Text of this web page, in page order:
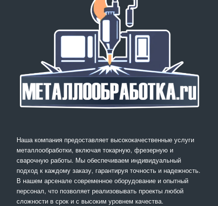
Наша компания предоставляет высококачественные услуги
металлообработки, включая токарную, фрезерную и
сварочную работы. Мы обеспечиваем индивидуальный
подход к каждому заказу, гарантируя точность и надежность.
В нашем арсенале современное оборудование и опытный
персонал, что позволяет реализовывать проекты любой
сложности в срок и с высоким уровнем качества.